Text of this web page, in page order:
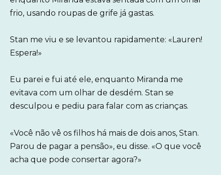
frio, usando roupas de grife já gastas.
Stan me viu e se levantou rapidamente: «Lauren!
Espera!»
Eu parei e fui até ele, enquanto Miranda me
evitava com um olhar de desdém. Stan se
desculpou e pediu para falar com as crianças.
«Você não vê os filhos há mais de dois anos, Stan.
Parou de pagar a pensão», eu disse. «O que você
acha que pode consertar agora?»